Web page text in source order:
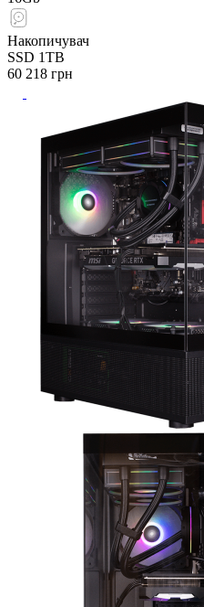
Накопичувач
SSD 1TB
60 218 грн